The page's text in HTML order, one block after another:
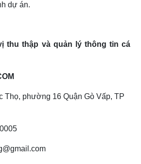
dự án.
thu thập và quản lý thông tin cá
phường 16 Quận Gò Vấp, TP